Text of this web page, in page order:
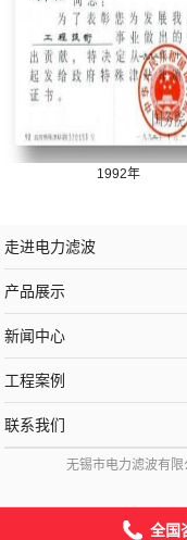
1992年
走进电力滤波
产品展示
新闻中心
工程案例
联系我们
无锡市电力滤波有限
全国